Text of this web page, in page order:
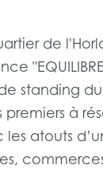
de
standing du
premiers à
atouts